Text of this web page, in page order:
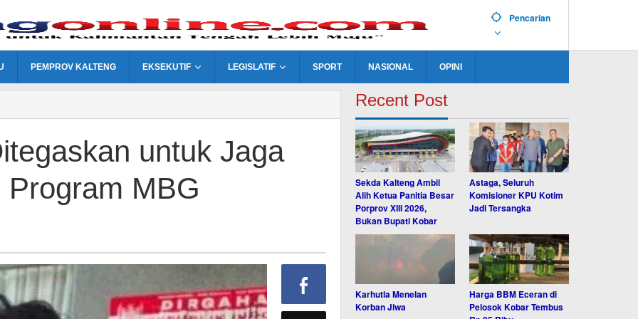
Pencarian
PEMPROV KALTENG EKSEKUTIF LEGISLATIF SPORT NASIONAL OPINI
untuk Jaga
MBG
Recent Post
Sekda Kalteng Ambil
Alih Ketua Panitia Besar
Porprov XIII 2026,
Bukan Bupati Kobar
Astaga, Seluruh
Komisioner KPU Kotim
Jadi Tersangka
Karhutla Menelan
Korban Jiwa
Harga BBM Eceran di
Pelosok Kobar Tembus